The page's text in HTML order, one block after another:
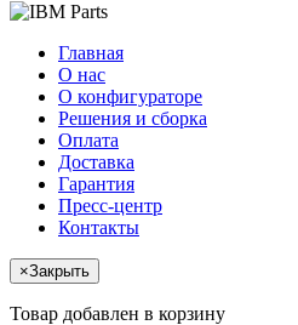
Главная
О нас
О конфигураторе
Решения и сборка
Оплата
Доставка
Гарантия
Пресс-центр
Контакты
×Закрыть
Товар добавлен в корзину